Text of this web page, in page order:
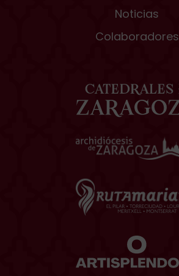
Noticias
Colaboradores